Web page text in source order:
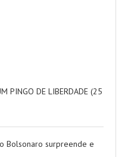
PINGO DE LIBERDADE (25
Bolsonaro surpreende e